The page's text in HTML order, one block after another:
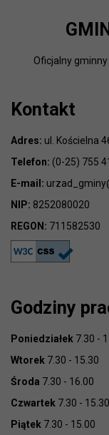
Oficjalny
Kontakt
Adres: ul. Kościelna
Telefon: (0-25) 755
E-mail:
NIP: 8252080020
REGON: 711582530
Godziny
Poniedziałek 7.30 -
Wtorek 7.30 - 15.30
Środa 7.30 - 16.00
Czwartek 7.30 - 15.30
Piątek 7.30 - 15.00